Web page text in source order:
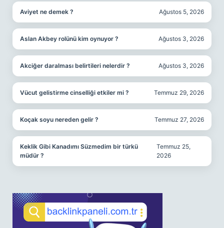
Aviyet ne demek ? Ağustos 5, 2026
Aslan Akbey rolünü kim oynuyor ? Ağustos 3, 2026
Akciğer daralması belirtileri nelerdir ? Ağustos 3, 2026
Vücut gelistirme cinselliği etkiler mi ? Temmuz 29, 2026
Koçak soyu nereden gelir ? Temmuz 27, 2026
Keklik Gibi Kanadımı Süzmedim bir türkü
müdür ?
Temmuz 25,
2026